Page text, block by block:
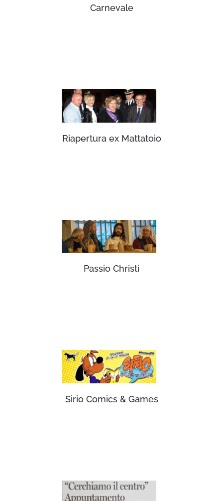
Carnevale
Riapertura ex Mattatoio
Passio Christi
Sirio Comics & Games